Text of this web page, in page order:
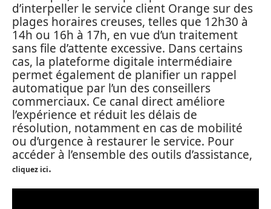
d’interpeller le service client Orange sur des
plages horaires creuses, telles que 12h30 à
14h ou 16h à 17h, en vue d’un traitement
sans file d’attente excessive. Dans certains
cas, la plateforme digitale intermédiaire
permet également de planifier un rappel
automatique par l’un des conseillers
commerciaux. Ce canal direct améliore
l’expérience et réduit les délais de
résolution, notamment en cas de mobilité
ou d’urgence à restaurer le service. Pour
accéder à l’ensemble des outils d’assistance,
cliquez ici.